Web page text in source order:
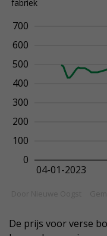
De prijs voor verse